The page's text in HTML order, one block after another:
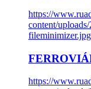
https://
content/
fileminimizer.jpg
https://